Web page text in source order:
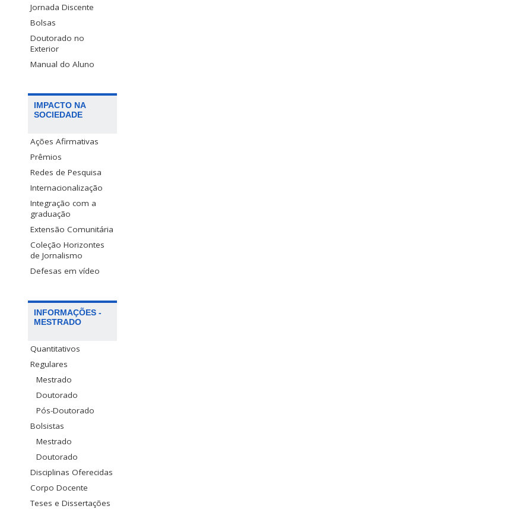
Jornada Discente
Bolsas
Doutorado no
Exterior
Manual do Aluno
IMPACTO NA
SOCIEDADE
Ações Afirmativas
Prêmios
Redes de Pesquisa
Internacionalização
Integração com a
graduação
Extensão Comunitária
Coleção Horizontes
de Jornalismo
Defesas em vídeo
INFORMAÇÕES -
MESTRADO
Quantitativos
Regulares
Mestrado
Doutorado
Pós-Doutorado
Bolsistas
Mestrado
Doutorado
Disciplinas Oferecidas
Corpo Docente
Teses e Dissertações